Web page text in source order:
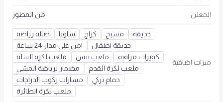
المعلن من المطور
ميزات اضافية
حديقة مسبح كراج ساونا
صالة رياضة
حديقة اطفال
امن على مدار 24 ساعة
كميرات مراقبة
ملعب تنس
ملعب لكرة السلة
ملعب لكرة القدم
مضمار لرياضة المشي
حمام تركي
مسارات ركوب الدراجات
ملعب لكرة الطائرة